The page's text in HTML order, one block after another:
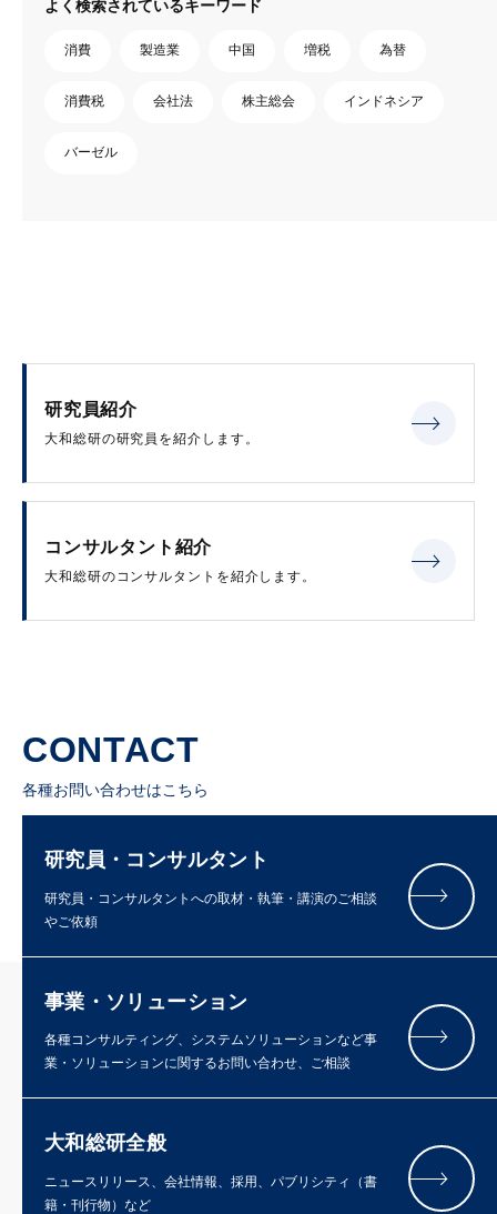
よく検索されているキーワード
消費 製造業 中国 増税 為替
消費税 会社法 株主総会 インドネシア
バーゼル
研究員紹介
大和総研の研究員を紹介します。
コンサルタント紹介
大和総研のコンサルタントを紹介します。
CONTACT
各種お問い合わせはこちら
研究員・コンサルタント
研究員・コンサルタントへの取材・執筆・講演のご相談
やご依頼
事業・ソリューション
各種コンサルティング、システムソリューションなど事
業・ソリューションに関するお問い合わせ、ご相談
大和総研全般
ニュースリリース、会社情報、採用、パブリシティ（書
籍・刊行物）など